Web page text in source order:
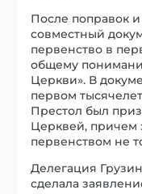
После поправок
совместный
первенство в
общему
Церкви». В
первом
Престол был
Церквей, причем
первенством не
Делегация
сделала